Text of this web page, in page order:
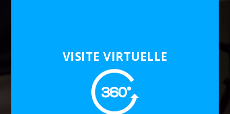
VISITE VIRTUELLE